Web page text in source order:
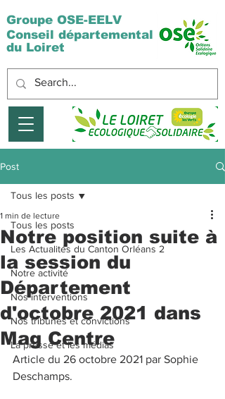
Groupe OSE-EELV
Conseil départemental
du Loiret
Post
Tous les posts
Les Actualités du Canton Orléans 2
Notre activité
Nos interventions
Nos tribunes et convictions
La presse et les médias
Tous les posts
Notre position suite à
la session du
Département
d'octobre 2021 dans
Mag Centre
1 min de lecture
Article du 26 octobre 2021 par Sophie
Deschamps.